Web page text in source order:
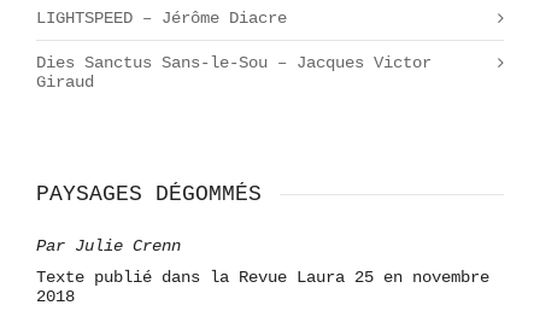
LIGHTSPEED – Jérôme Diacre
Dies Sanctus Sans-le-Sou – Jacques Victor
Giraud
PAYSAGES DÉGOMMÉS
Par Julie Crenn
Texte publié dans la Revue Laura 25 en novembre
2018